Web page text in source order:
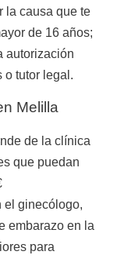
la causa que te
de 16 años;
autorización
o tutor legal.
Melilla
de la clínica
que puedan
el ginecólogo,
embarazo en la
para